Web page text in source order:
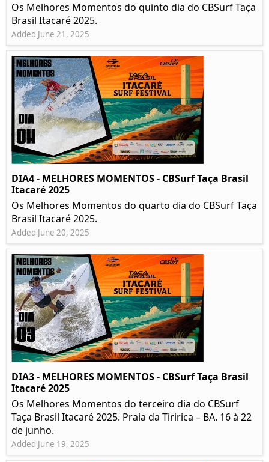
Os Melhores Momentos do quinto dia do CBSurf Taça
Brasil Itacaré 2025.
Added June 21, 2025
DIA4 - MELHORES MOMENTOS - CBSurf Taça Brasil
Itacaré 2025
Os Melhores Momentos do quarto dia do CBSurf Taça
Brasil Itacaré 2025.
Added June 20, 2025
DIA3 - MELHORES MOMENTOS - CBSurf Taça Brasil
Itacaré 2025
Os Melhores Momentos do terceiro dia do CBSurf
Taça Brasil Itacaré 2025. Praia da Tiririca – BA. 16 à 22
de junho.
Added June 19, 2025